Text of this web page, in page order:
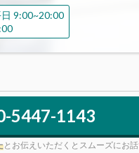
9:00~20:00
5447-1143
とお伝えいただくとスムーズにお話